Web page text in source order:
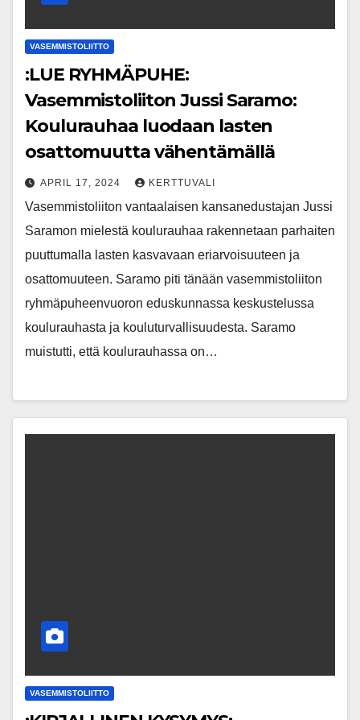
VASEMMISTOLIITTO
:LUE RYHMÄPUHE:
Vasemmistoliiton Jussi Saramo:
Koulurauhaa luodaan lasten
osattomuutta vähentämällä
APRIL 17, 2024 KERTTUVALI
Vasemmistoliiton vantaalaisen kansanedustajan Jussi
Saramon mielestä koulurauhaa rakennetaan parhaiten
puuttumalla lasten kasvavaan eriarvoisuuteen ja
osattomuuteen. Saramo piti tänään vasemmistoliiton
ryhmäpuheenvuoron eduskunnassa keskustelussa
koulurauhasta ja kouluturvallisuudesta. Saramo
muistutti, että koulurauhassa on…
VASEMMISTOLIITTO